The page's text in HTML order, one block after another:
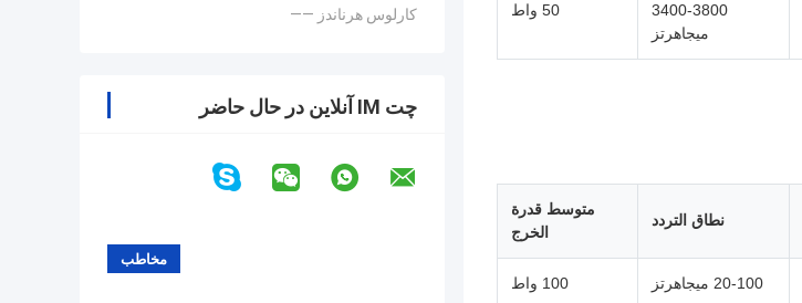
—— کارلوس هرناندز
چت IM آنلاین در حال حاضر
3400-3800
ميجاهرتز
50 واط
نطاق التردد
متوسط ​​قدرة
الخرج
20-100 ميجاهرتز 100 واط